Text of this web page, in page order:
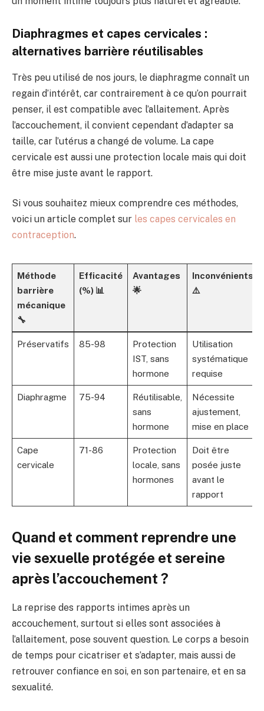
Diaphragmes et capes cervicales :
alternatives barrière réutilisables
Très peu utilisé de nos jours, le diaphragme connaît un
regain d’intérêt, car contrairement à ce qu’on pourrait
penser, il est compatible avec l’allaitement. Après
l’accouchement, il convient cependant d’adapter sa
taille, car l’utérus a changé de volume. La cape
cervicale est aussi une protection locale mais qui doit
être mise juste avant le rapport.
Si vous souhaitez mieux comprendre ces méthodes,
voici un article complet sur les capes cervicales en
contraception.
Méthode
barrière
mécanique
🔧
Efficacité
(%) 📊
Avantages
🌟
Inconvénients
⚠️
Préservatifs 85-98
Protection
IST, sans
hormone
Utilisation
systématique
requise
Diaphragme 75-94
Réutilisable,
sans
hormone
Nécessite
ajustement,
mise en place
Cape
cervicale
71-86
Protection
locale, sans
hormones
Doit être
posée juste
avant le
rapport
Quand et comment reprendre une
vie sexuelle protégée et sereine
après l’accouchement ?
La reprise des rapports intimes après un
accouchement, surtout si elles sont associées à
l’allaitement, pose souvent question. Le corps a besoin
de temps pour cicatriser et s’adapter, mais aussi de
retrouver confiance en soi, en son partenaire, et en sa
sexualité.